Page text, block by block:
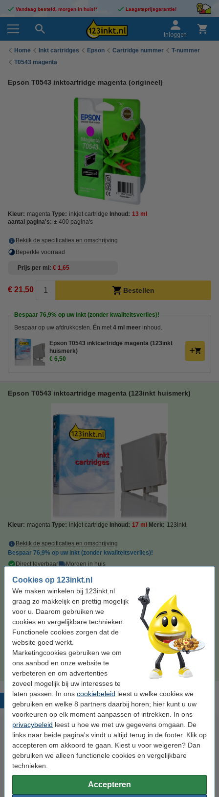
Cookies op 123inkt.nl
We maken winkelen bij 123inkt.nl
graag zo makkelijk en prettig mogelijk
voor u. Daarom gebruiken we
cookies en vergelijkbare technieken.
Functionele cookies zorgen dat de
website goed werkt.
Marketingcookies gebruiken we om
ons aanbod en onze website te
verbeteren en om advertenties
zoveel mogelijk bij uw interesses te
laten passen. In ons cookiebeleid leest u welke cookies we
gebruiken en welke 8 partners daarbij horen; hier kunt u uw
voorkeuren op elk moment aanpassen of intrekken. In ons
privacybeleid leest u hoe we met uw gegevens omgaan. De
links naar beide pagina's vindt u altijd terug in de footer. Klik op
accepteren om akkoord te gaan. Kiest u voor weigeren? Dan
gebruiken we alleen functionele cookies en vergelijkbare
technieken.
Accepteren
Vandaag besteld, morgen in huis!* Laagsteprijsgarantie!
Inloggen
Home Inkt cartridges Epson Cartridge nummer
T-nummer
T0543 magenta
Epson T0543 inktcartridge magenta (origineel)
Kleur: magenta Type: inkjet cartridge Inhoud: 13 ml
aantal pagina's: ± 400 pagina's
Bekijk de specificaties en omschrijving
Beperkte voorraad
Prijs per ml € 1,65
€ 21,50 Bestellen
Bespaar 76,9% op uw inkt (zonder kwaliteitsverlies)!
Bespaar op uw afdrukkosten. Én met 4 ml meer inhoud.
Epson T0543 inktcartridge magenta (123inkt
huismerk)
€ 6,50
Epson T0543 inktcartridge magenta (123inkt huismerk)
Kleur: magenta Type: inkjet cartridge Inhoud: 17 ml Merk: 123inkt
Bekijk de specificaties en omschrijving
Bespaar 76,9% op uw inkt (zonder kwaliteitsverlies)!
Direct leverbaar
Morgen in huis
Prijs per ml € 0,38
€ 6,50 Bestellen
Tip: complete set bestellen
Epson aanbieding T054-serie 2 soorten zwart +
5 kleuren + 1 optimizer (123inkt huismerk)
Populaire producten
Epson T0540 optimizerink
Epson T0541 inktcartridge foto